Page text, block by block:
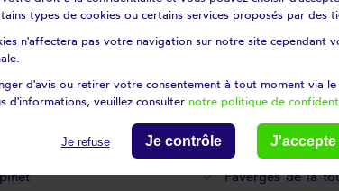
Cordéac
Culin
Doissin
Échirolles
deux-guiers Estrablin
Faverges-de-la-
types de cookies ou certains services proposés par des
n'affectera pas votre navigation sur notre site cependant
d'avis ou retirer votre consentement à tout moment via
d'informations, veuillez consulter notre politique de
Je refuse Je contrôle J'accepte